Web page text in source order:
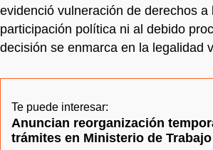
evidenció vulneración de derechos a
participación política ni al debido
decisión se enmarca en la legalidad
Te puede interesar:
Anuncian reorganización
trámites en Ministerio de Trabajo